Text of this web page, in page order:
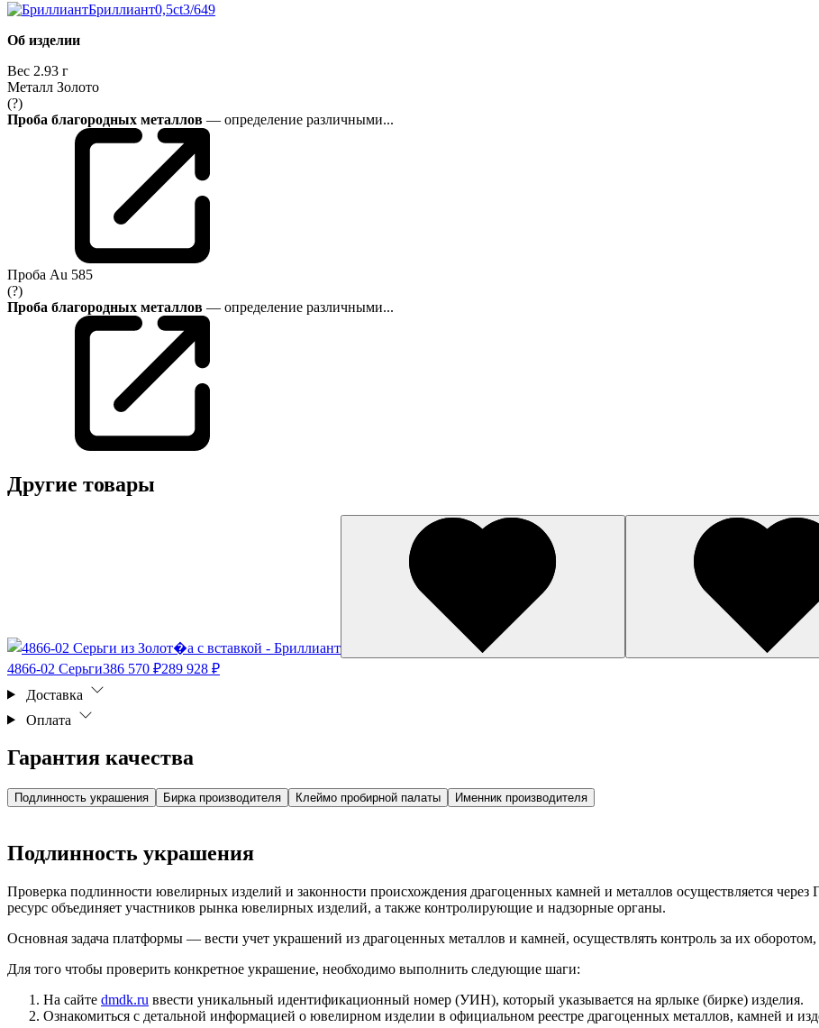
Бриллиант0,5ct3/649
Об изделии
Вес 2.93 г
Металл Золото
(?)
Проба благородных металлов — определение различными...
Проба Au 585
(?)
Проба благородных металлов — определение различными...
Другие товары
4866-02 Серьги386 570 ₽289 928 ₽
Доставка
Оплата
Гарантия качества
Подлинность украшения Бирка производителя Клеймо пробирной палаты Именник производителя
Подлинность украшения
Проверка подлинности ювелирных изделий и законности происхождения драгоценных камней и металлов осуществляется
ресурс объединяет участников рынка ювелирных изделий, а также контролирующие и надзорные органы.
Основная задача платформы — вести учет украшений из драгоценных металлов и камней, осуществлять контроль за их
Для того чтобы проверить конкретное украшение, необходимо выполнить следующие шаги:
На сайте dmdk.ru ввести уникальный идентификационный номер (УИН), который указывается на ярлыке (бирке) изделия.
Ознакомиться с детальной информацией о ювелирном изделии в официальном реестре драгоценных металлов, камней и